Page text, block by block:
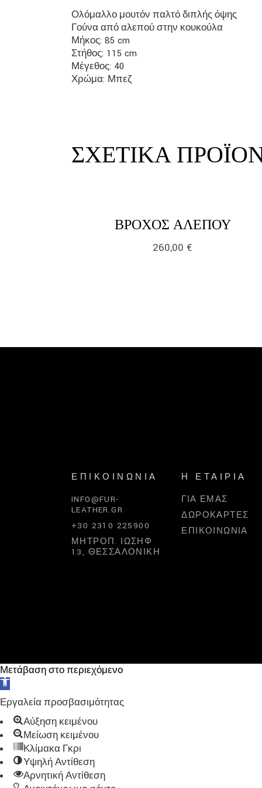
Ολόμαλλο μουτόν παλτό διπλής όψης
Γούνα από αλεπού στην κουκούλα
Μήκος: 85 cm
Στήθος: 115 cm
Μέγεθος: 40
Χρώμα: Μπεζ
ΣΧΕΤΙΚΆ
ΒΡΌΧΟΣ ΑΛΕΠΟΎ
260,00 €
ΕΠΙΚΟΙΝΩΝΊΑ
INFO@FUR-
LEATHER.GR
+30 2310 225900
ΜΗΤΡΟΠ. ΙΩΣΉΦ
13, ΘΕΣΣΑΛΟΝΊΚΗ
Η ΕΤΑΙΡΊΑ
ΓΙΑ ΕΜΆΣ
ΔΩΡΟΚΆΡΤΕΣ
ΕΠΙΚΟΙΝΩΝΊΑ
Μετάβαση στο περιεχόμενο
Ανοίξτε
τη
γραμμή
εργαλείων
Εργαλεία προσβασιμότητας
Αύξηση κειμένου
Μείωση κειμένου
Κλίμακα Γκρι
Υψηλή Αντίθεση
Αρνητική Αντίθεση